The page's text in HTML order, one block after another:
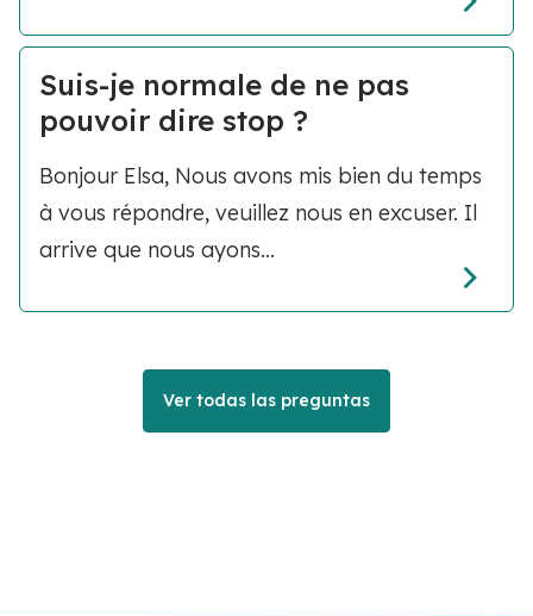
Suis-je normale de ne pas
pouvoir dire stop ?
Bonjour Elsa, Nous avons mis bien du temps
à vous répondre, veuillez nous en excuser. Il
arrive que nous ayons...
Ver todas las preguntas